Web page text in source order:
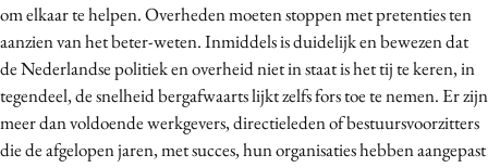
om elkaar te helpen. Overheden moeten stoppen met pretenties ten
aanzien van het beter-weten. Inmiddels is duidelijk en bewezen dat
de Nederlandse politiek en overheid niet in staat is het tij te keren, in
tegendeel, de snelheid bergafwaarts lijkt zelfs fors toe te nemen. Er zijn
meer dan voldoende werkgevers, directieleden of bestuursvoorzitters
die de afgelopen jaren, met succes, hun organisaties hebben aangepast